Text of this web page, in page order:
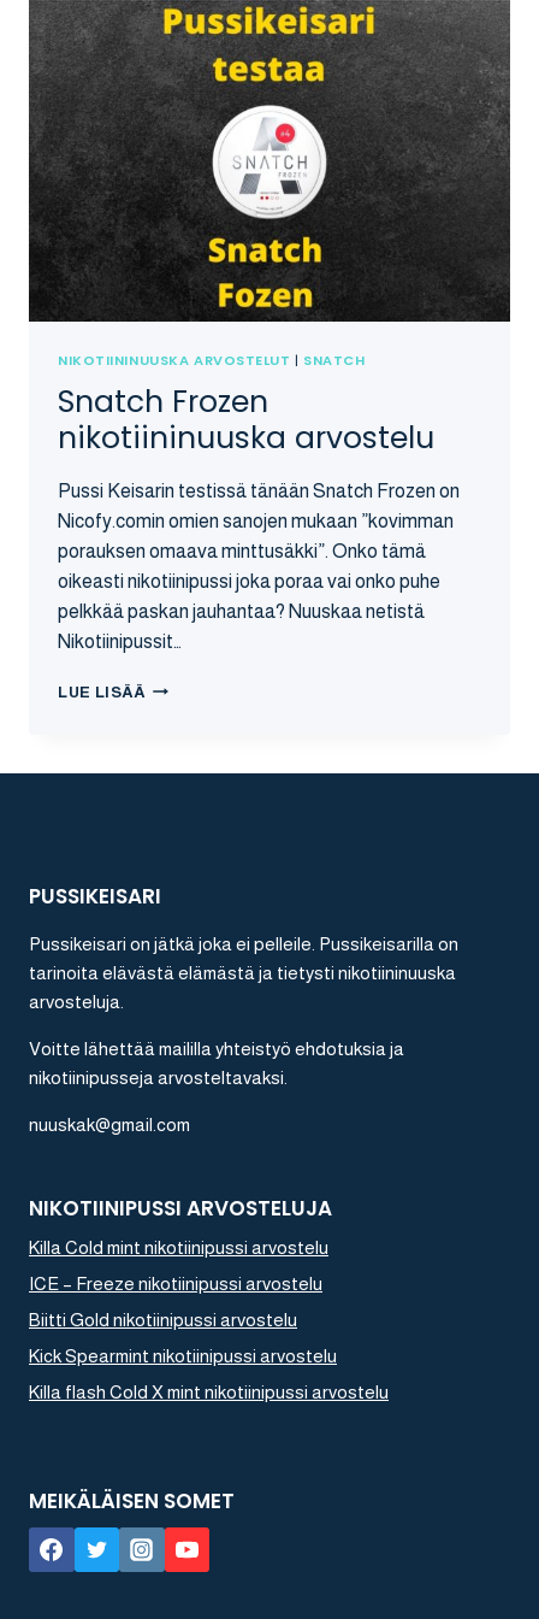
NIKOTIININUUSKA ARVOSTELUT | SNATCH
Snatch Frozen
nikotiininuuska arvostelu
Pussi Keisarin testissä tänään Snatch Frozen on
Nicofy.comin omien sanojen mukaan ”kovimman
porauksen omaava minttusäkki”. Onko tämä
oikeasti nikotiinipussi joka poraa vai onko puhe
pelkkää paskan jauhantaa? Nuuskaa netistä
Nikotiinipussit…
LUE LISÄÄ SNATCH
PUSSIKEISARI
Pussikeisari on jätkä joka ei pelleile. Pussikeisarilla on
tarinoita elävästä elämästä ja tietysti nikotiininuuska
arvosteluja.
Voitte lähettää maililla yhteistyö ehdotuksia ja
nikotiinipusseja arvosteltavaksi.
nuuskak@gmail.com
NIKOTIINIPUSSI ARVOSTELUJA
Killa Cold mint nikotiinipussi arvostelu
ICE – Freeze nikotiinipussi arvostelu
Biitti Gold nikotiinipussi arvostelu
Kick Spearmint nikotiinipussi arvostelu
Killa flash Cold X mint nikotiinipussi arvostelu
MEIKÄLÄISEN SOMET